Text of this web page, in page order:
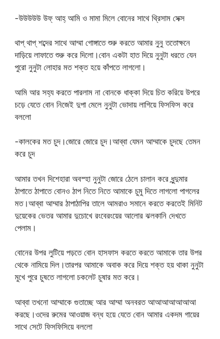
-উউউউউ উফ্ আহ্ আমি ও মামা মিলে বোনের সাথে থ্রিসাম সেক্স
থাপ্ থাপ্ শব্দের সাথে আম্মা গোঙ্গাতে শুরু করতে আমার নুনু ততোক্ষনে
দাড়িয়ে লাফাতে শুরু করে দিলো।বোন একটা হাত দিয়ে নুনুটা ধরতে যেন
পুরো নুনুটা লোহার মত শক্ত হয়ে কাঁপতে লাগলো।
আমি আর সহ্য করতে পারলাম না বোনকে ধাক্কা দিয়ে চিত করিয়ে উপরে
চড়ে যেতে বোন নিজেই দুপা মেলে নুনুটা ভোদায় লাগিয়ে ফিসফিস করে
বললো
-কালকের মত চুদ।জোরে জোরে চুদ।আব্বা যেমন আম্মাকে চুদছে তেমন
করে চুদ
আমার তখন দিশেহারা অবস্হা নুনুটা জোরে ঠেলে চালান করে ধুন্দুমার
ঠাপাতে ঠাপাতে বোনও ঠাপ নিতে নিতে আমাকে চুমু দিতে লাগলো পাগলের
মত।আব্বা আম্মার ঠাপাঠাপির তালে আমরাও সমানে করতে করতেই মিনিট
দুয়েকের ভেতর আমার দুচোখে রংবেরংয়ের আলোর ঝলকানি দেখতে
পেলাম।
বোনের উপর লুটিয়ে পড়তে বোন হাসফাস করতে করতে আমাকে তার উপর
থেকে নামিয়ে দিল।তারপর আমাকে অবাক করে দিয়ে শক্ত হয় থাকা নুনুটা
মুখে পুরে চুষতে লাগলো চকলেট চুষার মত করে।
আব্বা তখনো আম্মাকে গুতাচ্ছে আর আম্মা অনবরত আআআআআআআ
করছে।ওদের রুমের আওয়াজ বন্ধ হয়ে যেতে বোন আমার একদম গায়ের
সাথে সেটে ফিসফিসিয়ে বললো